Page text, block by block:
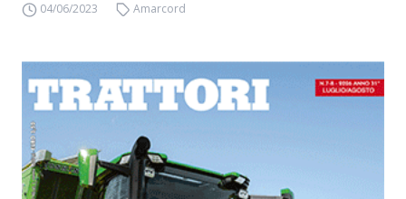
04/06/2023 Amarcord